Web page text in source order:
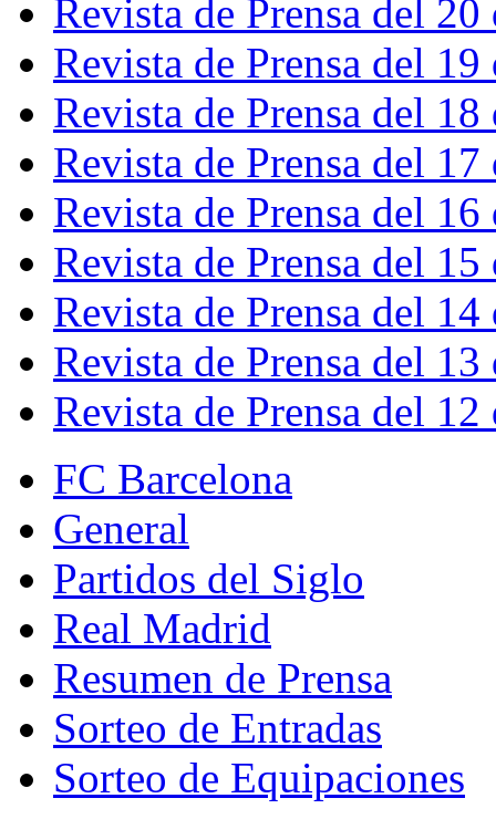
Revista de Prensa del
Revista de Prensa del
Revista de Prensa del
Revista de Prensa del
Revista de Prensa del
Revista de Prensa del
Revista de Prensa del
Revista de Prensa del
Revista de Prensa del
FC Barcelona
General
Partidos del Siglo
Real Madrid
Resumen de Prensa
Sorteo de Entradas
Sorteo de Equipaciones